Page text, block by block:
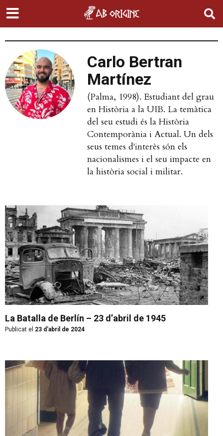
Carlo Bertran
Martínez
(Palma, 1998). Estudiant del grau
en Història a la UIB. La temàtica
del seu estudi és la Història
Contemporània i Actual. Un dels
seus temes d'interès són els
nacionalismes i el seu impacte en
la història social i militar.
La Batalla de Berlín – 23 d’abril de 1945
Publicat el 23 d'abril de 2024